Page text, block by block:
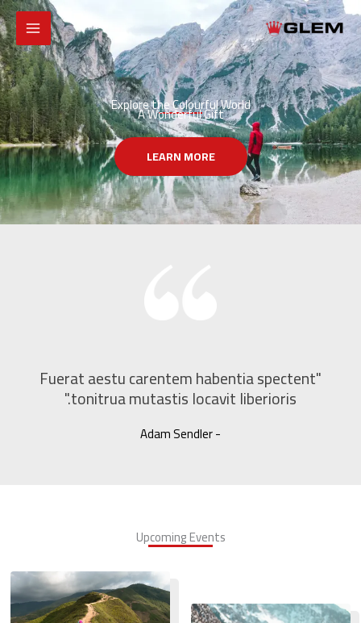
تخطي
إلى
المحتوى
Explore the Colourful World
A Wonderful Gift
LEARN MORE
"Fuerat aestu carentem habentia spectent
tonitrua mutastis locavit liberioris."
- Adam Sendler
Upcoming Events